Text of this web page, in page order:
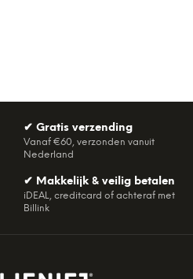
✔ Gratis verzending
Vanaf €60, verzonden vanuit
Nederland
✔ Makkelijk & veilig betalen
iDEAL, creditcard of achteraf met
Billink